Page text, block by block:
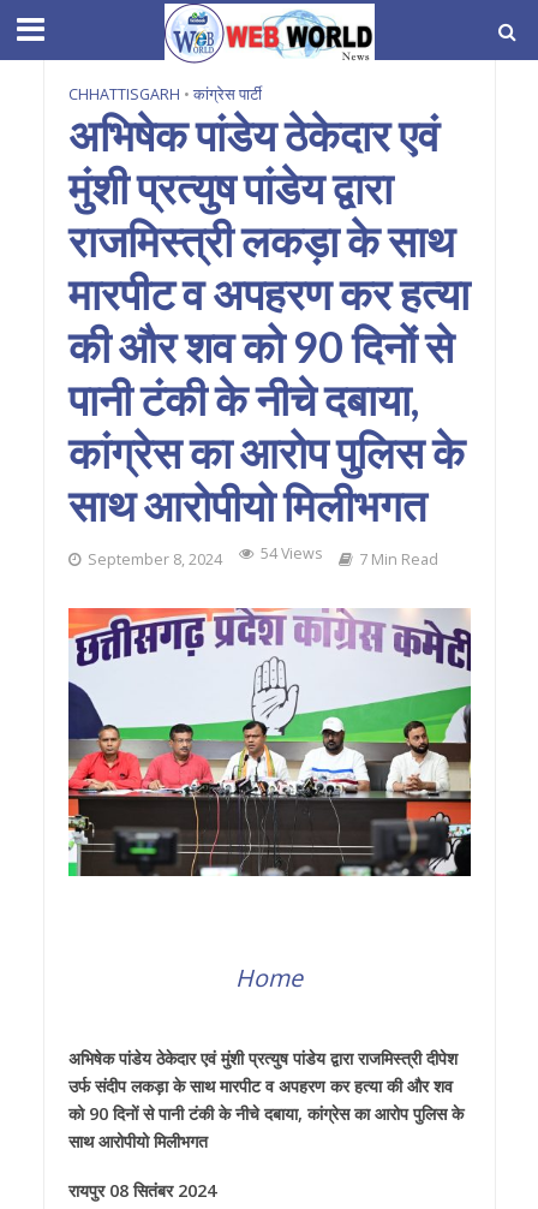
CHHATTISGARH • कांग्रेस पार्टी
अभिषेक पांडेय ठेकेदार एवं
मुंशी प्रत्युष पांडेय द्वारा
राजमिस्त्री लकड़ा के साथ
मारपीट व अपहरण कर हत्या
की और शव को 90 दिनों से
पानी टंकी के नीचे दबाया,
कांग्रेस का आरोप पुलिस के
साथ आरोपीयो मिलीभगत
September 8, 2024 54 Views 7 Min Read
Home
अभिषेक पांडेय ठेकेदार एवं मुंशी प्रत्युष पांडेय द्वारा राजमिस्त्री दीपेश
उर्फ संदीप लकड़ा के साथ मारपीट व अपहरण कर हत्या की और शव
को 90 दिनों से पानी टंकी के नीचे दबाया, कांग्रेस का आरोप पुलिस के
साथ आरोपीयो मिलीभगत
रायपुर 08 सितंबर 2024